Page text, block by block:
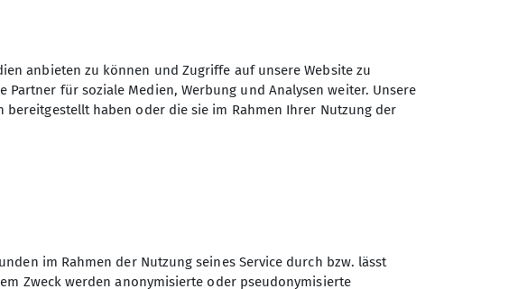
Bergtouren, Klettersteig- und Klettertouren
auf Skitour und Skihochtour
anbieten zu können und Zugriffe auf unsere Website zu
für soziale Medien, Werbung und Analysen weiter. Unsere
haben oder die sie im Rahmen Ihrer Nutzung der
im Rahmen der Nutzung seines Service durch bzw. lässt
Zweck werden anonymisierte oder pseudonymisierte